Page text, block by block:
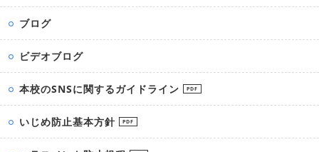
ブログ
ビデオブログ
本校のSNSに関するガイドライン PDF
いじめ防止基本方針 PDF